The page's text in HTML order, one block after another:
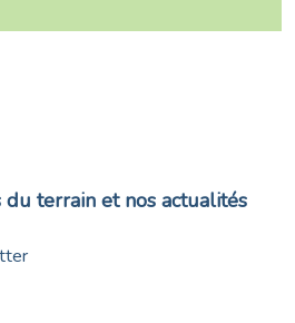
du terrain et nos actualités